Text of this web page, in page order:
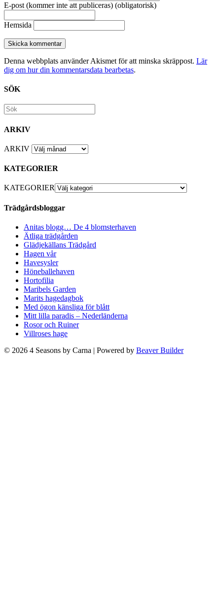
E-post (kommer inte att publiceras) (obligatorisk)
Hemsida
Denna webbplats använder Akismet för att minska skräppost. Lär
dig om hur din kommentarsdata bearbetas.
SÖK
ARKIV
ARKIV
KATEGORIER
KATEGORIER
Trädgårdsbloggar
Anitas blogg… De 4 blomsterhaven
Ätliga trädgården
Glädjekällans Trädgård
Hagen vår
Havesysler
Höneballehaven
Hortofilia
Maribels Garden
Marits hagedagbok
Med ögon känsliga för blått
Mitt lilla paradis – Nederländerna
Rosor och Ruiner
Villroses hage
© 2026 4 Seasons by Carna | Powered by Beaver Builder